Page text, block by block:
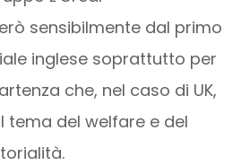
sensibilmente dal primo
inglese soprattutto per
che, nel caso di UK,
tema del welfare e del